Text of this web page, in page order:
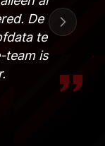
enige
goed